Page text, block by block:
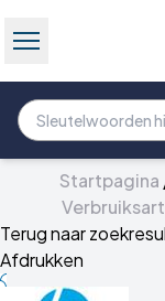
Startpagina
Terug naar
Afdrukken